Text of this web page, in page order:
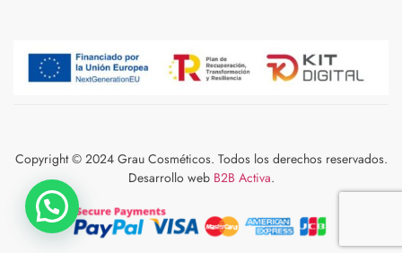
Copyright © 2024 Grau Cosméticos. Todos los derechos reservados.
Desarrollo web B2B Activa.